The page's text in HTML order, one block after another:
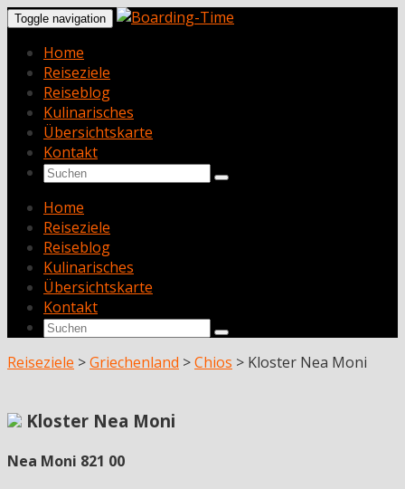
Toggle navigation
Home
Reiseziele
Reiseblog
Kulinarisches
Übersichtskarte
Kontakt
Home
Reiseziele
Reiseblog
Kulinarisches
Übersichtskarte
Kontakt
Reiseziele >Griechenland >Chios > Kloster Nea Moni
Kloster Nea Moni
Nea Moni 821 00